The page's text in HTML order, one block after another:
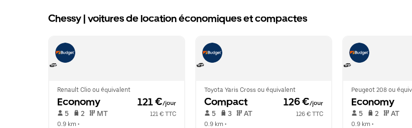
Chessy | voitures de location économiques et compactes
Renault Clio ou équivalent
Economy 121 €/jour
5 2 MT
121 € TTC
0.9 km •
Toyota Yaris Cross ou équivalent
Compact 126 €/jour
5 3 AT
126 € TTC
0.9 km •
Peugeot 208 ou
Economy
5 2 AT
0.9 km •